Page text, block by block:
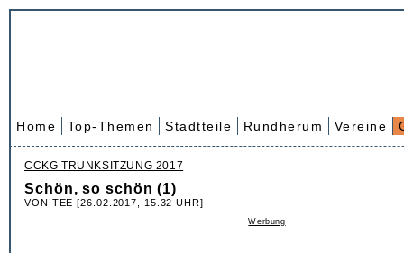
Home Top-Themen Stadtteile Rundherum Vereine
CCKG TRUNKSITZUNG 2017
Schön, so schön (1)
VON TEE [26.02.2017, 15.32 UHR]
Werbung